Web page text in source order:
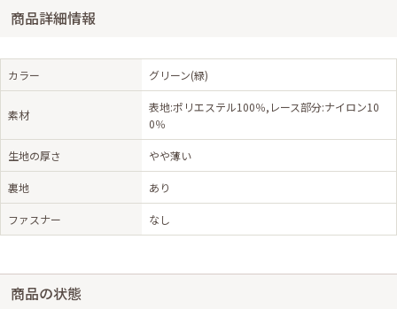
商品詳細情報
カラー グリーン(緑)
素材
表地:ポリエステル100％,レース部分:ナイロン10
0％
生地の厚さ やや薄い
裏地 あり
ファスナー なし
商品の状態